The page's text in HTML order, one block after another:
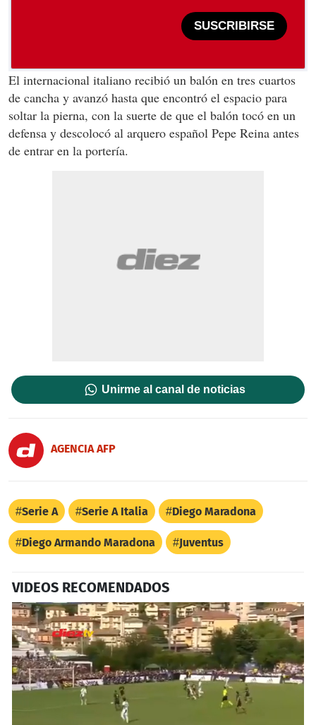
SUSCRIBIRSE
El internacional italiano recibió un balón en tres cuartos
de cancha y avanzó hasta que encontró el espacio para
soltar la pierna, con la suerte de que el balón tocó en un
defensa y descolocó al arquero español Pepe Reina antes
de entrar en la portería.
Unirme al canal de noticias
AGENCIA AFP
Serie A Serie A Italia Diego Maradona
Diego Armando Maradona Juventus
VIDEOS RECOMENDADOS